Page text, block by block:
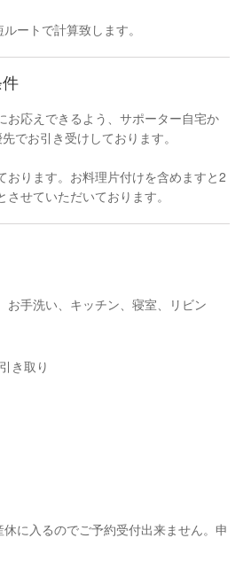
ートで計算致します。
お応えできるよう、サポーター自宅か
でお引き受けしております。
おります。お料理片付けを含めますと2
せていただいております。
お手洗い、キッチン、寝室、リビン
き取り
に入るのでご予約受付出来ません。申